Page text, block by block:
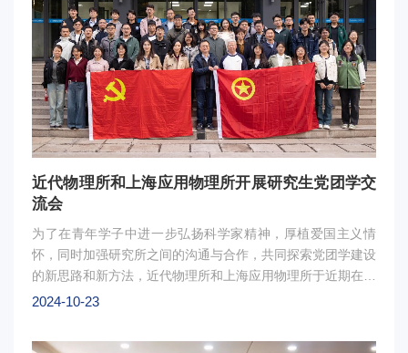
亚军，西北研究院羽毛球队摘得季军。闭幕式上，中国科学院
兰州分院副院长赵培庆为获奖队伍颁发了奖牌和证书。图：颁
奖现场决赛结束后，来自加纳共和国前国家队队员
ANDREWSEBENEZER（安羽）及兰州市诚德羽毛球俱乐部
禹永杰教练与现场运动员展开了一场别开生面的友谊表演赛。
这场表演赛为大家搭建了一座沟通的桥梁，让不同文化背景的
人们相聚在一起，共同追求健康和快乐。图2：表演赛现场作
为中国科学院大学“科苑杯”师生羽毛球联赛的重要组成部分，
西北赛区的比赛为西北各研究所师生提供了沟通交流的平台，
实现了学术与体育共融，拉近了彼此距离，为协同创新凝聚力
近代物理所和上海应用物理所开展研究生党团学交
流会
为了在青年学子中进一步弘扬科学家精神，厚植爱国主义情
怀，同时加强研究所之间的沟通与合作，共同探索党团学建设
的新思路和新方法，近代物理所和上海应用物理所于近期在兰
州开展研究生党团学交流会。会上，双方研究生代表分别就研
作亮点和工作思路等方面进行了介绍。交流座谈环节，双方师
2024-10-23